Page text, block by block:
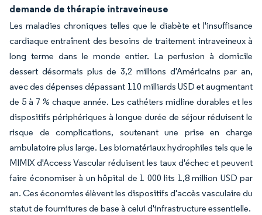
demande de thérapie intraveineuse
Les maladies chroniques telles que le diabète et l'insuffisance
cardiaque entraînent des besoins de traitement intraveineux à
long terme dans le monde entier. La perfusion à domicile
dessert désormais plus de 3,2 millions d'Américains par an,
avec des dépenses dépassant 110 milliards USD et augmentant
de 5 à 7 % chaque année. Les cathéters midline durables et les
dispositifs périphériques à longue durée de séjour réduisent le
risque de complications, soutenant une prise en charge
ambulatoire plus large. Les biomatériaux hydrophiles tels que le
MIMIX d'Access Vascular réduisent les taux d'échec et peuvent
faire économiser à un hôpital de 1 000 lits 1,8 million USD par
an. Ces économies élèvent les dispositifs d'accès vasculaire du
statut de fournitures de base à celui d'infrastructure essentielle.